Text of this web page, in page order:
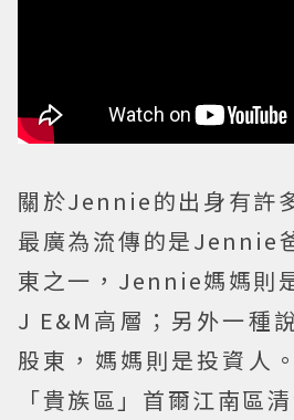
關於Jennie的出身有許
最廣為流傳的是Jennie
東之一，Jennie媽媽則
J E&M高層；另外一種
股東，媽媽則是投資人
「貴族區」首爾江南區